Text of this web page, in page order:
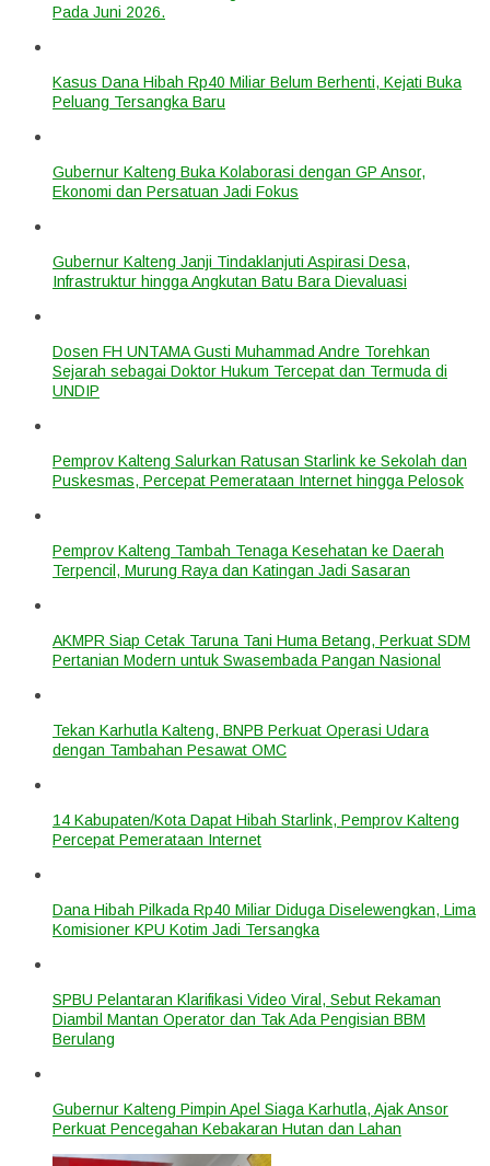
Pada Juni 2026.
Kasus Dana Hibah Rp40 Miliar Belum Berhenti, Kejati Buka
Peluang Tersangka Baru
Gubernur Kalteng Buka Kolaborasi dengan GP Ansor,
Ekonomi dan Persatuan Jadi Fokus
Gubernur Kalteng Janji Tindaklanjuti Aspirasi Desa,
Infrastruktur hingga Angkutan Batu Bara Dievaluasi
Dosen FH UNTAMA Gusti Muhammad Andre Torehkan
Sejarah sebagai Doktor Hukum Tercepat dan Termuda di
UNDIP
Pemprov Kalteng Salurkan Ratusan Starlink ke Sekolah dan
Puskesmas, Percepat Pemerataan Internet hingga Pelosok
Pemprov Kalteng Tambah Tenaga Kesehatan ke Daerah
Terpencil, Murung Raya dan Katingan Jadi Sasaran
AKMPR Siap Cetak Taruna Tani Huma Betang, Perkuat SDM
Pertanian Modern untuk Swasembada Pangan Nasional
Tekan Karhutla Kalteng, BNPB Perkuat Operasi Udara
dengan Tambahan Pesawat OMC
14 Kabupaten/Kota Dapat Hibah Starlink, Pemprov Kalteng
Percepat Pemerataan Internet
Dana Hibah Pilkada Rp40 Miliar Diduga Diselewengkan, Lima
Komisioner KPU Kotim Jadi Tersangka
SPBU Pelantaran Klarifikasi Video Viral, Sebut Rekaman
Diambil Mantan Operator dan Tak Ada Pengisian BBM
Berulang
Gubernur Kalteng Pimpin Apel Siaga Karhutla, Ajak Ansor
Perkuat Pencegahan Kebakaran Hutan dan Lahan